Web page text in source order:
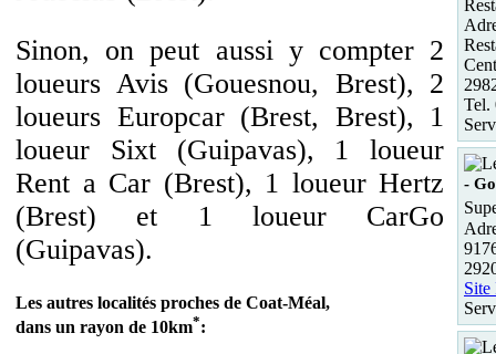
Sinon, on peut aussi y compter 2
loueurs Avis (Gouesnou, Brest), 2
loueurs Europcar (Brest, Brest), 1
loueur Sixt (Guipavas), 1 loueur
Rent a Car (Brest), 1 loueur Hertz
(Brest) et 1 loueur CarGo
(Guipavas).
Les autres localités proches de Coat-Méal,
dans un rayon de 10km*:
Tel.
-
Site